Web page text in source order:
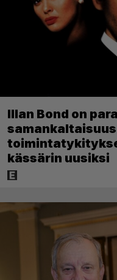
Illan Bond on
kässärin uusiksi